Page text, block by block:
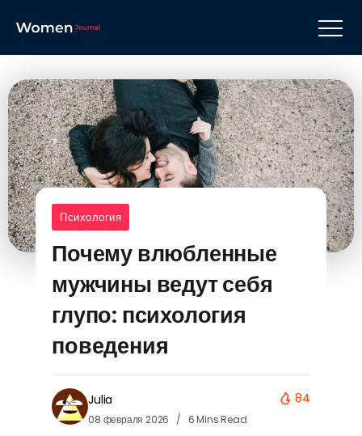
Психология
Почему влюбленные
мужчины ведут себя
глупо: психология
поведения
Julia
08 февраля 2026 6 Mins Read
84